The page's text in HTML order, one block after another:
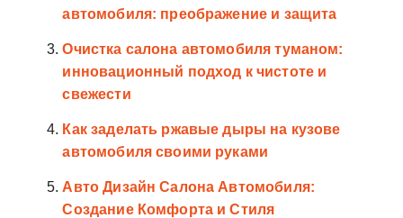
автомобиля: преображение и защита
Очистка салона автомобиля туманом:
инновационный подход к чистоте и
свежести
Как заделать ржавые дыры на кузове
автомобиля своими руками
Авто Дизайн Салона Автомобиля:
Создание Комфорта и Стиля